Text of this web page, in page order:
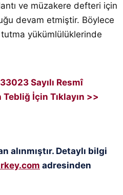
ve müzakere defteri için
devam etmiştir. Böylece
yükümlülüklerinde
Sayılı Resmî
Tebliğ İçin Tıklayın >>
alınmıştır. Detaylı bilgi
adresinden